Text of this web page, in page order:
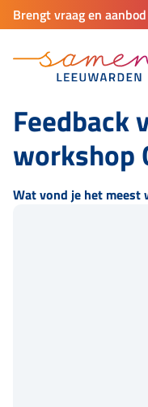
Brengt vraag en
Feedback
workshop
Wat vond je het meest